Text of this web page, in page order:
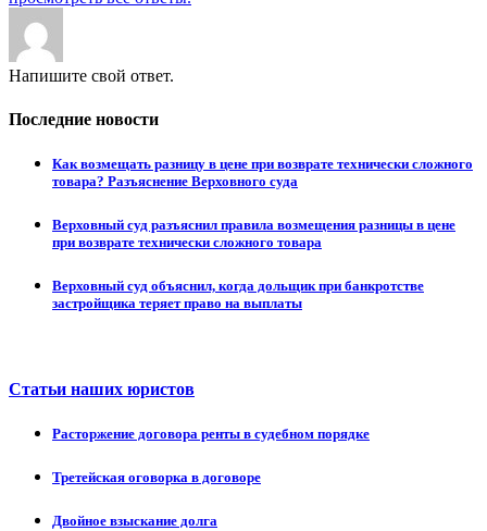
Напишите свой ответ.
Последние новости
Как возмещать разницу в цене при возврате технически сложного
товара? Разъяснение Верховного суда
Верховный суд разъяснил правила возмещения разницы в цене
при возврате технически сложного товара
Верховный суд объяснил, когда дольщик при банкротстве
застройщика теряет право на выплаты
Статьи наших юристов
Расторжение договора ренты в судебном порядке
Третейская оговорка в договоре
Двойное взыскание долга